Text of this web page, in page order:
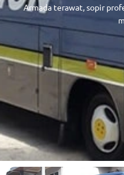
Armada terawat, sopir